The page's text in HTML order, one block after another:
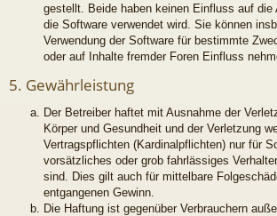
gestellt. Beide haben keinen Einfluss auf die
die Software verwendet wird. Sie können
Verwendung der Software für bestimmte
oder auf Inhalte fremder Foren Einfluss
5. Gewährleistung
Der Betreiber haftet mit Ausnahme der
Körper und Gesundheit und der Verletzung
Vertragspflichten (Kardinalpflichten) nur für
vorsätzliches oder grob fahrlässiges
sind. Dies gilt auch für mittelbare
entgangenen Gewinn.
Die Haftung ist gegenüber Verbrauchern